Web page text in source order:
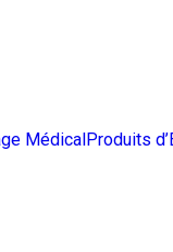
MédicalProduits